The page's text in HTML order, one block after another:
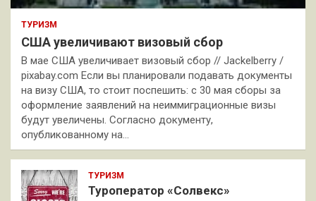
ТУРИЗМ
США увеличивают визовый сбор
В мае США увеличивает визовый сбор // Jackelberry /
pixabay.com Если вы планировали подавать документы
на визу США, то стоит поспешить: с 30 мая сборы за
оформление заявлений на неиммиграционные визы
будут увеличены. Согласно документу,
опубликованному на…
ТУРИЗМ
Туроператор «Солвекс»